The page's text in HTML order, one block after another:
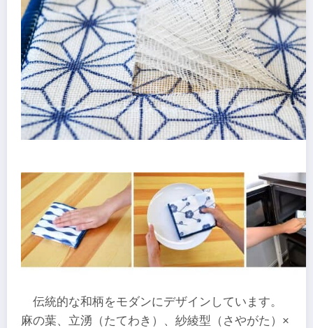
伝統的な和柄をモダンにデザインしています。
麻の葉、立湧（たてわき）、紗綾型（さやがた）×